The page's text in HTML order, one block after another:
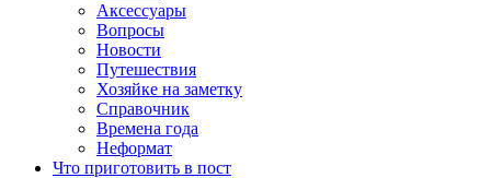
Аксессуары
Вопросы
Новости
Путешествия
Хозяйке на заметку
Справочник
Времена года
Неформат
Что приготовить в пост